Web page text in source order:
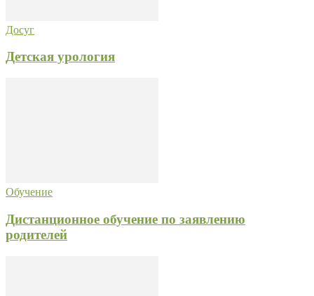
Досуг
Детская урология
Обучение
Дистанционное обучение по заявлению
родителей